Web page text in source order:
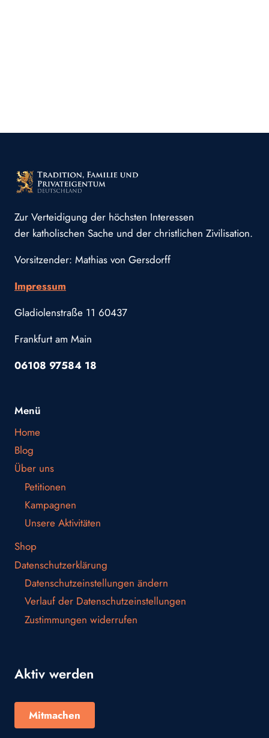
Zur Verteidigung der höchsten Interessen
der katholischen Sache und der christlichen Zivilisation.
Vorsitzender: Mathias von Gersdorff
Impressum
Gladiolenstraße 11 60437
Frankfurt am Main
06108 97584 18
Menü
Home
Blog
Über uns
Petitionen
Kampagnen
Unsere Aktivitäten
Shop
Datenschutzerklärung
Datenschutzeinstellungen ändern
Verlauf der Datenschutzeinstellungen
Zustimmungen widerrufen
Aktiv werden
Mitmachen